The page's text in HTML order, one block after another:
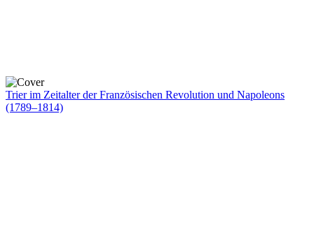
Trier im Zeitalter der Französischen Revolution und Napoleons
(1789–1814)